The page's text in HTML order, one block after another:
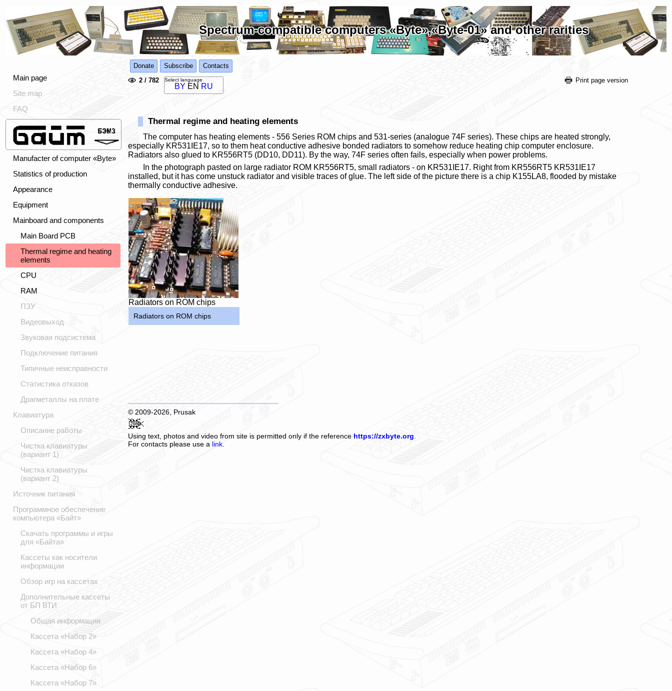
Spectrum-compatible computers «Byte»,«Byte-01» and other rarities
Main page
Site map
FAQ
Manufacter of computer «Byte»
Statistics of production
Appearance
Equipment
Mainboard and components
Main Board PCB
Thermal regime and heating
elements
CPU
RAM
ПЗУ
Видеовыход
Звуковая подсистема
Подключение питания
Типичные неисправности
Статистика отказов
Драгметаллы на плате
Клавиатура
Описание работы
Чистка клавиатуры
(вариант 1)
Чистка клавиатуры
(вариант 2)
Источник питания
Программное обеспечение
компьютера «Байт»
Скачать программы и игры
для «Байта»
Кассеты как носители
информации
Обзор игр на кассетах
Дополнительные кассеты
от БП ВТИ
Общая информация
Кассета «Набор 2»
Кассета «Набор 4»
Кассета «Набор 6»
Кассета «Набор 7»
Donate Subscribe
Contacts
2 / 782
Select language
BY EN RU
Print page version
Thermal regime and heating elements
The computer has heating elements - 556 Series ROM chips and 531-series (analogue 74F series). These chips are heated strongly,
especially KR531IE17, so to them heat conductive adhesive bonded radiators to somehow reduce heating chip computer enclosure.
Radiators also glued to KR556RT5 (DD10, DD11). By the way, 74F series often fails, especially when power problems.
In the photograph pasted on large radiator ROM KR556RT5, small radiators - on KR531IE17. Right from KR556RT5 KR531IE17
installed, but it has come unstuck radiator and visible traces of glue. The left side of the picture there is a chip K155LA8, flooded by mistake
thermally conductive adhesive.
Radiators on ROM chips
Radiators on ROM chips
© 2009-2026, Prusak
Using text, photos and video from site is permitted only if the reference https://zxbyte.org
For contacts please use a link